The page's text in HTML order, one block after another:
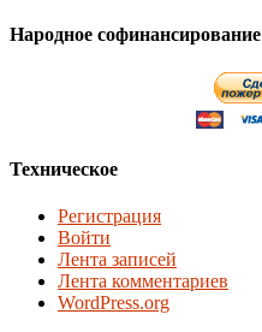
Народное софинансирование
Техническое
Регистрация
Войти
Лента записей
Лента комментариев
WordPress.org